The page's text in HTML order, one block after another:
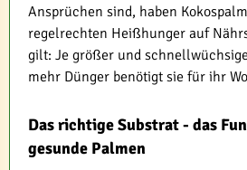
Ansprüchen sind, haben
regelrechten Heißhunger auf
gilt: Je größer und
mehr Dünger benötigt sie für ihr
Das richtige Substrat - das
gesunde Palmen